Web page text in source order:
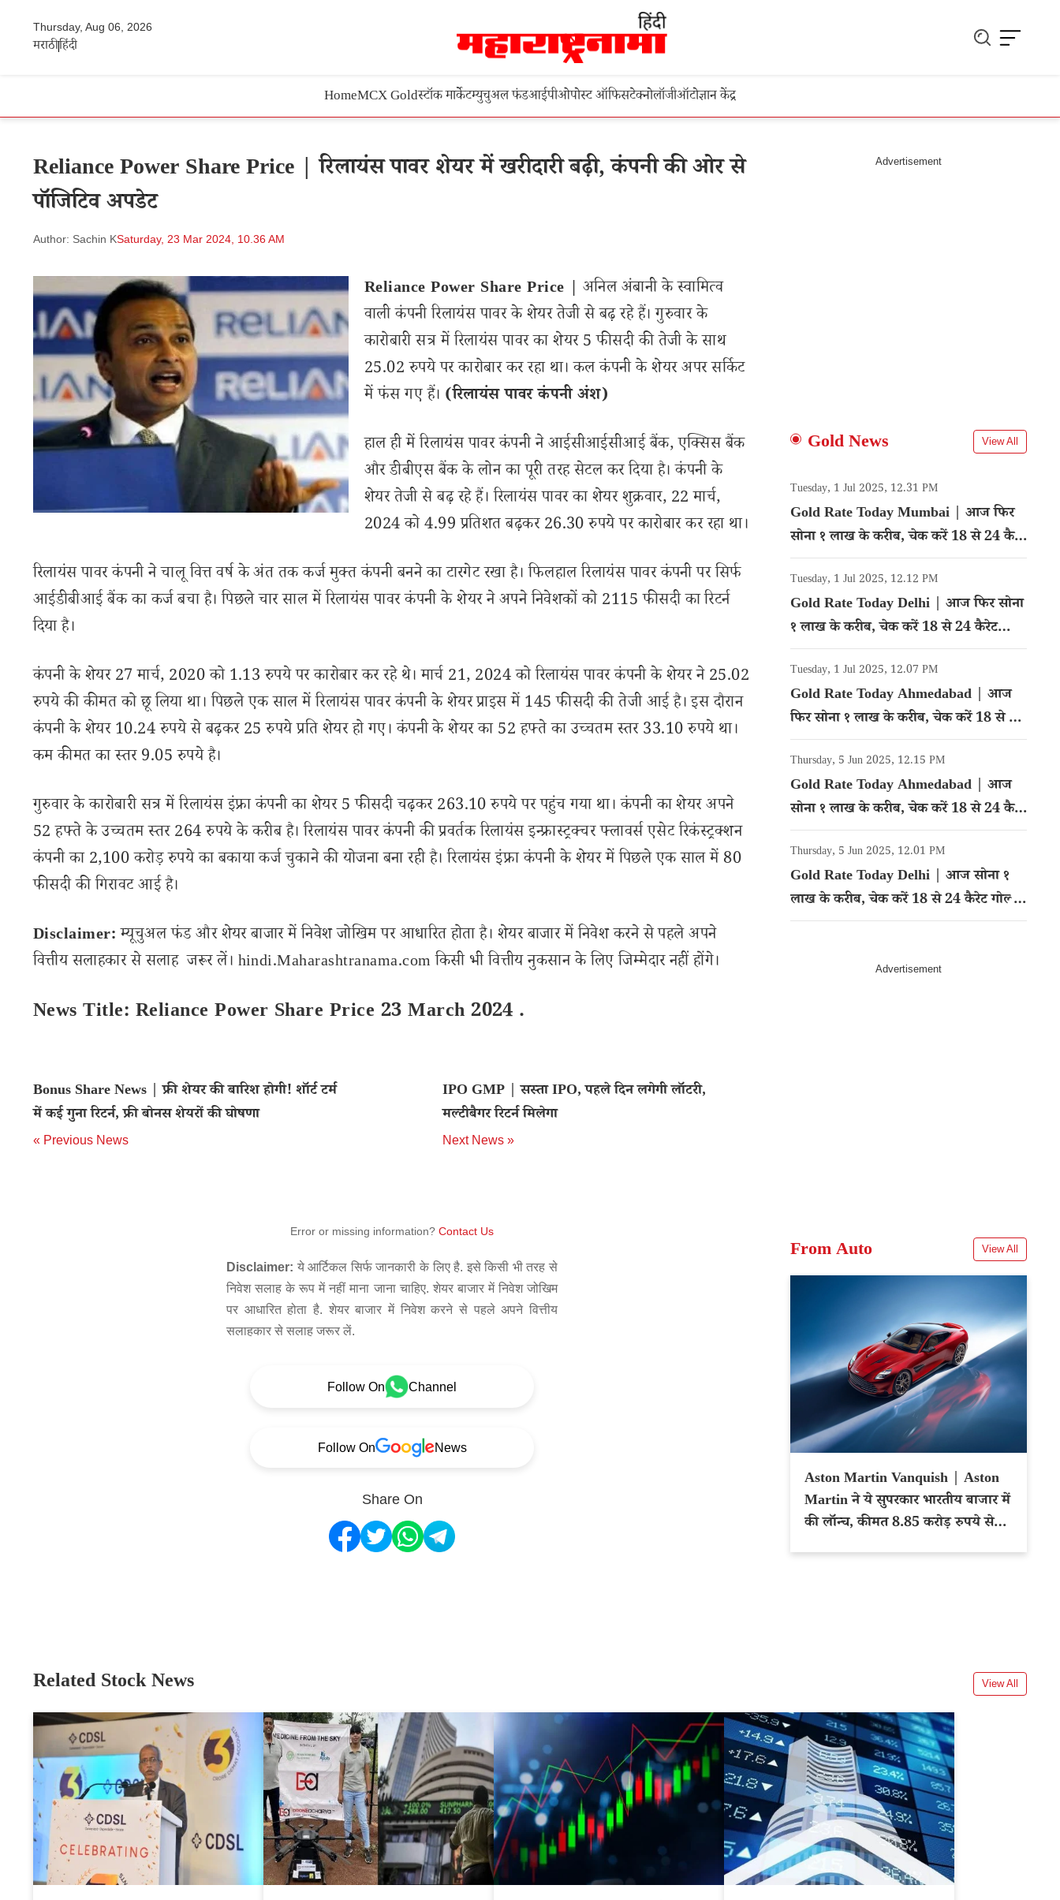
Thursday, Aug 06, 2026
मराठीहिंदी
HomeMCX Goldस्टॉक मार्केटम्युचुअल फंडआईपीओपोस्ट ऑफिसटेक्नोलॉजीऑटोज्ञान केंद्र
Reliance Power Share Price | रिलायंस पावर शेयर में खरीदारी बढ़ी, कंपनी की ओर से
पॉजिटिव अपडेट
Author: Sachin KSaturday, 23 Mar 2024, 10.36 AM
Reliance Power Share Price | अनिल अंबानी के स्वामित्व
वाली कंपनी रिलायंस पावर के शेयर तेजी से बढ़ रहे हैं। गुरुवार के
कारोबारी सत्र में रिलायंस पावर का शेयर 5 फीसदी की तेजी के साथ
25.02 रुपये पर कारोबार कर रहा था। कल कंपनी के शेयर अपर सर्किट
में फंस गए हैं। (रिलायंस पावर कंपनी अंश)
हाल ही में रिलायंस पावर कंपनी ने आईसीआईसीआई बैंक, एक्सिस बैंक
और डीबीएस बैंक के लोन का पूरी तरह सेटल कर दिया है। कंपनी के
शेयर तेजी से बढ़ रहे हैं। रिलायंस पावर का शेयर शुक्रवार, 22 मार्च,
2024 को 4.99 प्रतिशत बढ़कर 26.30 रुपये पर कारोबार कर रहा था।
रिलायंस पावर कंपनी ने चालू वित्त वर्ष के अंत तक कर्ज मुक्त कंपनी बनने का टारगेट रखा है। फिलहाल रिलायंस पावर कंपनी पर सिर्फ
आईडीबीआई बैंक का कर्ज बचा है। पिछले चार साल में रिलायंस पावर कंपनी के शेयर ने अपने निवेशकों को 2115 फीसदी का रिटर्न
दिया है।
कंपनी के शेयर 27 मार्च, 2020 को 1.13 रुपये पर कारोबार कर रहे थे। मार्च 21, 2024 को रिलायंस पावर कंपनी के शेयर ने 25.02
रुपये की कीमत को छू लिया था। पिछले एक साल में रिलायंस पावर कंपनी के शेयर प्राइस में 145 फीसदी की तेजी आई है। इस दौरान
कंपनी के शेयर 10.24 रुपये से बढ़कर 25 रुपये प्रति शेयर हो गए। कंपनी के शेयर का 52 हफ्ते का उच्चतम स्तर 33.10 रुपये था।
कम कीमत का स्तर 9.05 रुपये है।
गुरुवार के कारोबारी सत्र में रिलायंस इंफ्रा कंपनी का शेयर 5 फीसदी चढ़कर 263.10 रुपये पर पहुंच गया था। कंपनी का शेयर अपने
52 हफ्ते के उच्चतम स्तर 264 रुपये के करीब है। रिलायंस पावर कंपनी की प्रवर्तक रिलायंस इन्फ्रास्ट्रक्चर फ्लावर्स एसेट रिकंस्ट्रक्शन
कंपनी का 2,100 करोड़ रुपये का बकाया कर्ज चुकाने की योजना बना रही है। रिलायंस इंफ्रा कंपनी के शेयर में पिछले एक साल में 80
फीसदी की गिरावट आई है।
Disclaimer:म्यूचुअल फंड और शेयर बाजार में निवेश जोखिम पर आधारित होता है। शेयर बाजार में निवेश करने से पहले अपने
वित्तीय सलाहकार से सलाह जरूर लें। hindi.Maharashtranama.com किसी भी वित्तीय नुकसान के लिए जिम्मेदार नहीं होंगे।
News Title: Reliance Power Share Price 23 March 2024 .
Bonus Share News | फ्री शेयर की बारिश होगी! शॉर्ट टर्म
में कई गुना रिटर्न, फ्री बोनस शेयरों की घोषणा
« Previous News
IPO GMP | सस्ता IPO, पहले दिन लगेगी लॉटरी,
मल्टीबैगर रिटर्न मिलेगा
Next News »
Error or missing information? Contact Us
Disclaimer: ये आर्टिकल सिर्फ जानकारी के लिए है. इसे किसी भी तरह से
निवेश सलाह के रूप में नहीं माना जाना चाहिए. शेयर बाजार में निवेश जोखिम
पर आधारित होता है. शेयर बाजार में निवेश करने से पहले अपने वित्तीय
सलाहकार से सलाह जरूर लें.
Follow On Channel
Follow On News
Share On
Gold News View All
Tuesday, 1 Jul 2025, 12.31 PM
Gold Rate Today Mumbai | आज फिर
सोना १ लाख के करीब, चेक करें 18 से 24 कैरेट
गोल्ड का रेट
Tuesday, 1 Jul 2025, 12.12 PM
Gold Rate Today Delhi | आज फिर सोना
१ लाख के करीब, चेक करें 18 से 24 कैरेट
गोल्ड का रेट
Tuesday, 1 Jul 2025, 12.07 PM
Gold Rate Today Ahmedabad | आज
फिर सोना १ लाख के करीब, चेक करें 18 से 24
कैरेट गोल्ड का रेट
Thursday, 5 Jun 2025, 12.15 PM
Gold Rate Today Ahmedabad | आज
सोना १ लाख के करीब, चेक करें 18 से 24 कैरेट
गोल्ड का रेट
Thursday, 5 Jun 2025, 12.01 PM
Gold Rate Today Delhi | आज सोना १
लाख के करीब, चेक करें 18 से 24 कैरेट गोल्ड
का रेट
From Auto View All
Aston Martin Vanquish | Aston
Martin ने ये सुपरकार भारतीय बाजार में
की लॉन्च, कीमत 8.85 करोड़ रुपये से
Related Stock News View All